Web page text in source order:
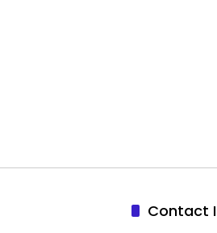
Contact